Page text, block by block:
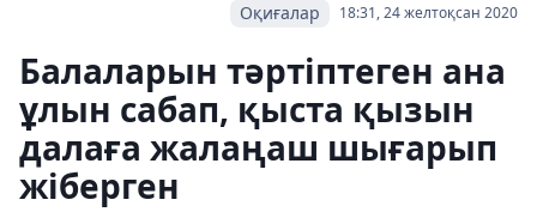
18:31, 24 желтоқсан 2020
Оқиғалар
Балаларын тәртіптеген ана
ұлын сабап, қыста қызын
далаға жалаңаш шығарып
жіберген